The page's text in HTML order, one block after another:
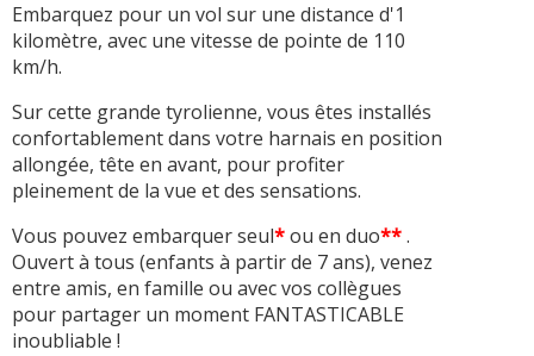
Embarquez pour un vol sur une distance d'1
kilomètre, avec une vitesse de pointe de 110
km/h.
Sur cette grande tyrolienne, vous êtes installés
confortablement dans votre harnais en position
allongée, tête en avant, pour profiter
pleinement de la vue et des sensations.
Vous pouvez embarquer seul*ou en duo**.
Ouvert à tous (enfants à partir de 7 ans), venez
entre amis, en famille ou avec vos collègues
pour partager un moment FANTASTICABLE
inoubliable !